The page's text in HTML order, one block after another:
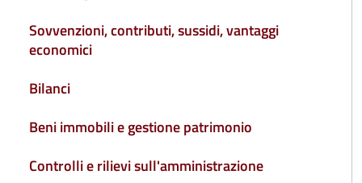
Sovvenzioni, contributi, sussidi, vantaggi
economici
Bilanci
Beni immobili e gestione patrimonio
Controlli e rilievi sull'amministrazione